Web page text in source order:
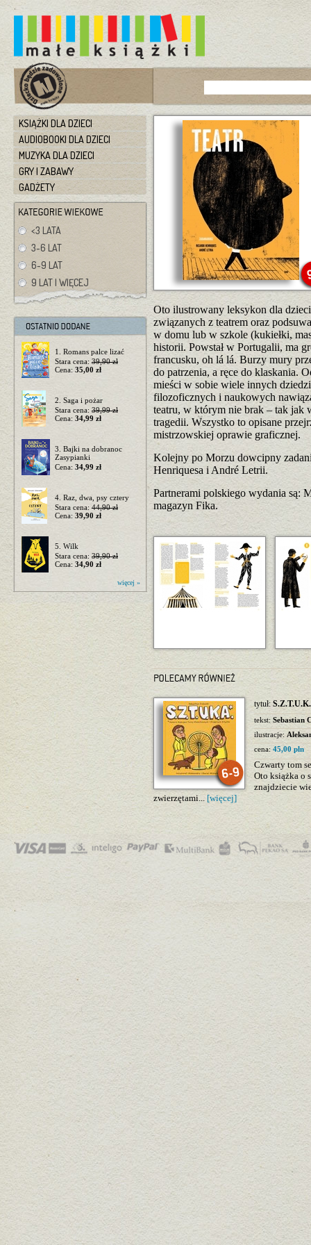
KSIĄŻKI DLA DZIECI
AUDIOBOOKI DLA DZIECI
MUZYKA DLA DZIECI
GRY I ZABAWY
GADŻETY
<3 LATA
3-6 LAT
6-9 LAT
9 LAT I WIĘCEJ
1. Romans palce lizać
Stara cena: 39,90 zł
Cena: 35,00 zł
2. Saga i pożar
Stara cena: 39,99 zł
Cena: 34,99 zł
3. Bajki na dobranoc
Zasypianki
Cena: 34,99 zł
4. Raz, dwa, psy cztery
Stara cena: 44,90 zł
Cena: 39,90 zł
5. Wilk
Stara cena: 39,90 zł
Cena: 34,90 zł
więcej »
Oto ilustrowany leksykon dla
związanych z teatrem oraz
w domu lub w szkole (kukiełki,
historii. Powstał w Portugalii, ma
francusku, oh lá lá. Burzy mury
do patrzenia, a ręce do klaskania.
mieści w sobie wiele innych
filozoficznych i naukowych
teatru, w którym nie brak – tak
tragedii. Wszystko to opisane
mistrzowskiej oprawie graficznej.
Kolejny po Morzu dowcipny
Henriquesa i André Letrii.
Partnerami polskiego wydania są:
magazyn Fika.
tytuł:
tekst: Sebastian
ilustracje:
cena: 45,00 pln
Czwarty tom
Oto książka o
znajdziecie
zwierzętami... [więcej]